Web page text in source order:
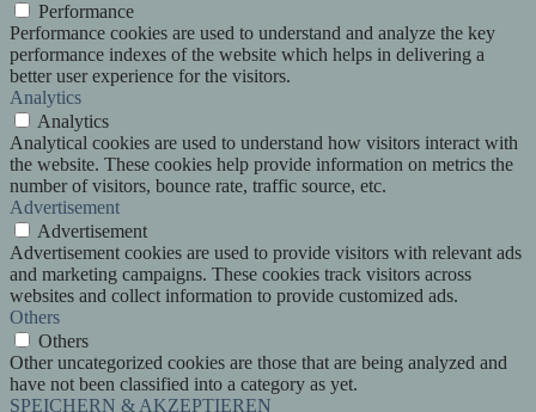
Performance
Performance cookies are used to understand and analyze the key
performance indexes of the website which helps in delivering a
better user experience for the visitors.
Analytics
Analytics
Analytical cookies are used to understand how visitors interact with
the website. These cookies help provide information on metrics the
number of visitors, bounce rate, traffic source, etc.
Advertisement
Advertisement
Advertisement cookies are used to provide visitors with relevant ads
and marketing campaigns. These cookies track visitors across
websites and collect information to provide customized ads.
Others
Others
Other uncategorized cookies are those that are being analyzed and
have not been classified into a category as yet.
SPEICHERN & AKZEPTIEREN